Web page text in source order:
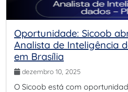
Oportunidade: Sicoob
Analista de Inteligência
em Brasília
dezembro 10, 2025
O Sicoob está com